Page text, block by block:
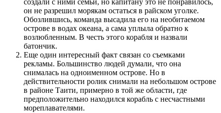
создали с ними семьи, но капитану это не понравилось,
он не разрешил морякам остаться в райском уголке.
Обозлившись, команда высадила его на необитаемом
острове в водах океана, а сама уплыла обратно к
возлюбленным. В честь этого корабля и назвали
батончик.
Еще один интересный факт связан со съемками
рекламы. Большинство людей думали, что она
снималась на одноименном острове. Но в
действительности ролик снимали на небольшом острове
в районе Таити, примерно в той же области, где
предположительно находился корабль с несчастными
мореплавателями.